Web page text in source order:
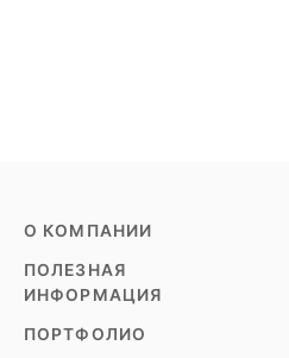
О КОМПАНИИ
ПОЛЕЗНАЯ
ИНФОРМАЦИЯ
ПОРТФОЛИО